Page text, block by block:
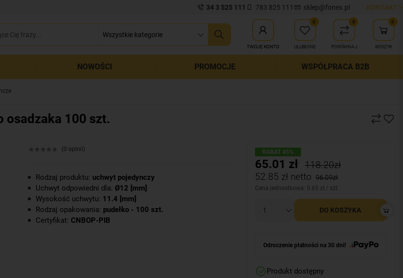
34 3 525 111 783 825 111 sklep@fonex.pl KONTAKT >
zamknij wyszukiwanie
TWOJE KONTO
0
ULUBIONE
0
PORÓWNAJ
0
KOSZYK
NOWOŚCI PROMOCJE WSPÓŁPRACA B2B
osadzaka 100 szt.
(0 opinii)
Rodzaj produktu: uchwyt pojedynczy
Uchwyt odpowiedni dla: Ø12 [mm]
Wysokość uchwytu: 11.4 [mm]
Rodzaj opakowania: pudełko - 100 szt.
Certyfikat: CNBOP-PIB
RABAT 45%
65.01 zł
118.20zł
52.85 zł netto 96.09zł
Cena jednostkowa: 0.65 zł / szt.
DO KOSZYKA
Odroczenie płatności na 30 dni!
Produkt dostępny